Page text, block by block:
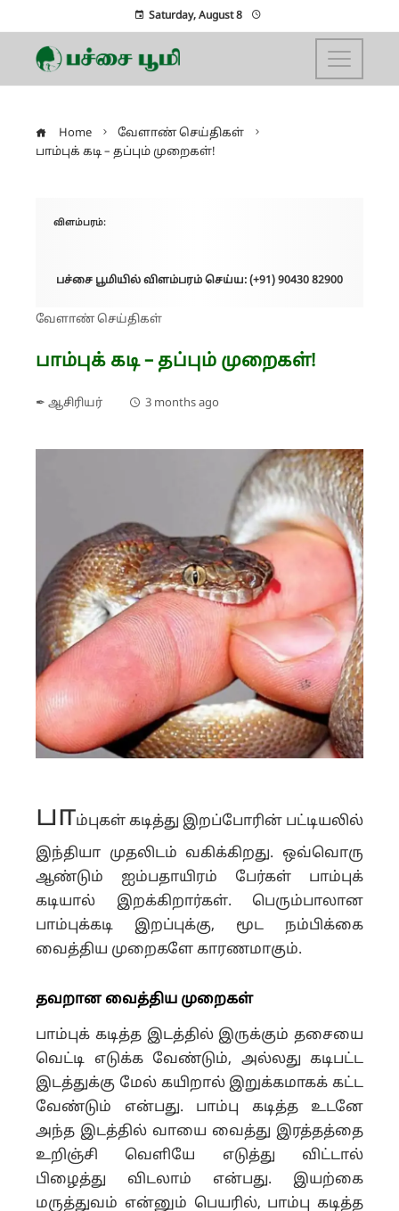
Saturday, August 8
Home
வேளாண் செய்திகள்
பாம்புக் கடி – தப்பும் முறைகள்!
விளம்பரம்:
பச்சை பூமியில் விளம்பரம் செய்ய: (+91) 90430 82900
வேளாண் செய்திகள்
பாம்புக் கடி – தப்பும் முறைகள்!
✒ ஆசிரியர் 3 months ago
பாம்புகள் கடித்து இறப்போரின் பட்டியலில்
இந்தியா முதலிடம் வகிக்கிறது. ஒவ்வொரு
ஆண்டும் ஐம்பதாயிரம் பேர்கள் பாம்புக்
கடியால் இறக்கிறார்கள். பெரும்பாலான
பாம்புக்கடி இறப்புக்கு, மூட நம்பிக்கை
வைத்திய முறைகளே காரணமாகும்.
தவறான வைத்திய முறைகள்
பாம்புக் கடித்த இடத்தில் இருக்கும் தசையை
வெட்டி எடுக்க வேண்டும், அல்லது கடிபட்ட
இடத்துக்கு மேல் கயிறால் இறுக்கமாகக் கட்ட
வேண்டும் என்பது. பாம்பு கடித்த உடனே
அந்த இடத்தில் வாயை வைத்து இரத்தத்தை
உறிஞ்சி வெளியே எடுத்து விட்டால்
பிழைத்து விடலாம் என்பது. இயற்கை
மருத்துவம் என்னும் பெயரில், பாம்பு கடித்த